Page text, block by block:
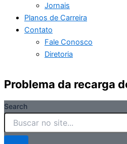
Jornais
Planos de Carreira
Contato
Fale Conosco
Diretoria
Problema da recarga
Search